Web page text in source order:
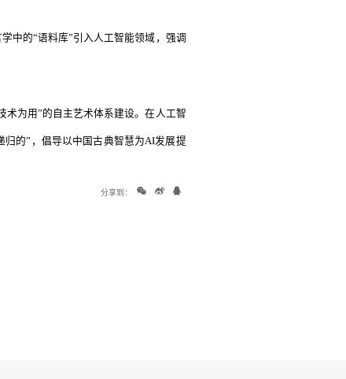
中的“语料库”引入人工智能领域，强调
术为用”的自主艺术体系建设。在人工智
的”，倡导以中国古典智慧为AI发展提
分享到：